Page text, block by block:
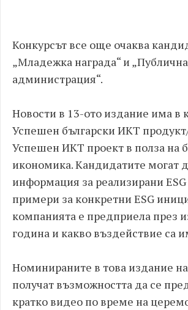
Конкурсът все още очаква
„Младежка награда“ и „Публична
администрация“.
Новости в 13-ото издание има в
Успешен български ИКТ
Успешен ИКТ проект в полза на
икономика. Кандидатите могат
информация за реализирани
примери за конкретни ESG
компанията е предприела през
година и какво въздействие са
Номинираните в това издание
получат възможността да се
кратко видео по време на